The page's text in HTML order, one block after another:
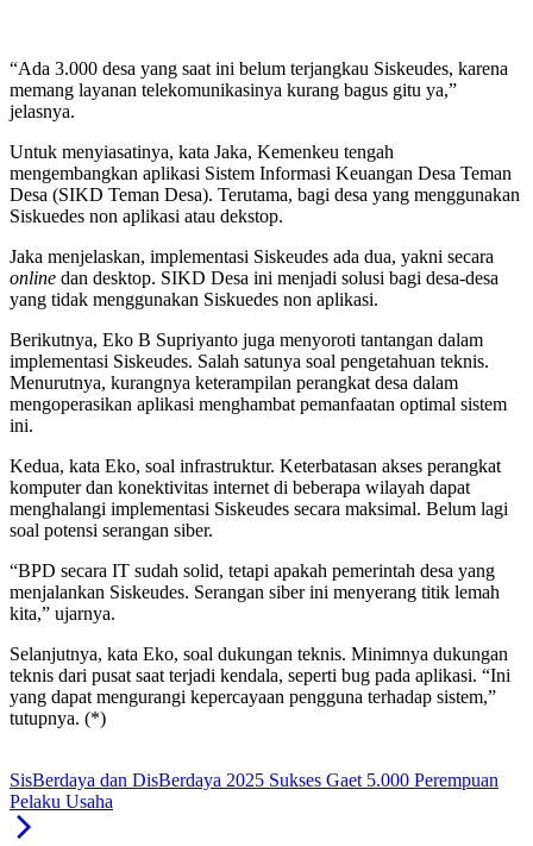
“Ada 3.000 desa yang saat ini belum terjangkau Siskeudes, karena
memang layanan telekomunikasinya kurang bagus gitu ya,”
jelasnya.
Untuk menyiasatinya, kata Jaka, Kemenkeu tengah
mengembangkan aplikasi Sistem Informasi Keuangan Desa Teman
Desa (SIKD Teman Desa). Terutama, bagi desa yang menggunakan
Siskuedes non aplikasi atau dekstop.
Jaka menjelaskan, implementasi Siskeudes ada dua, yakni secara
online dan desktop. SIKD Desa ini menjadi solusi bagi desa-desa
yang tidak menggunakan Siskuedes non aplikasi.
Berikutnya, Eko B Supriyanto juga menyoroti tantangan dalam
implementasi Siskeudes. Salah satunya soal pengetahuan teknis.
Menurutnya, kurangnya keterampilan perangkat desa dalam
mengoperasikan aplikasi menghambat pemanfaatan optimal sistem
ini.
Kedua, kata Eko, soal infrastruktur. Keterbatasan akses perangkat
komputer dan konektivitas internet di beberapa wilayah dapat
menghalangi implementasi Siskeudes secara maksimal. Belum lagi
soal potensi serangan siber.
“BPD secara IT sudah solid, tetapi apakah pemerintah desa yang
menjalankan Siskeudes. Serangan siber ini menyerang titik lemah
kita,” ujarnya.
Selanjutnya, kata Eko, soal dukungan teknis. Minimnya dukungan
teknis dari pusat saat terjadi kendala, seperti bug pada aplikasi. “Ini
yang dapat mengurangi kepercayaan pengguna terhadap sistem,”
tutupnya. (*)
SisBerdaya dan DisBerdaya 2025 Sukses Gaet 5.000 Perempuan
Pelaku Usaha